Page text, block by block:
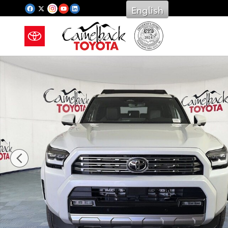
Saltar al contenido principal English
New 2026 Toyota Photo 1 of 29